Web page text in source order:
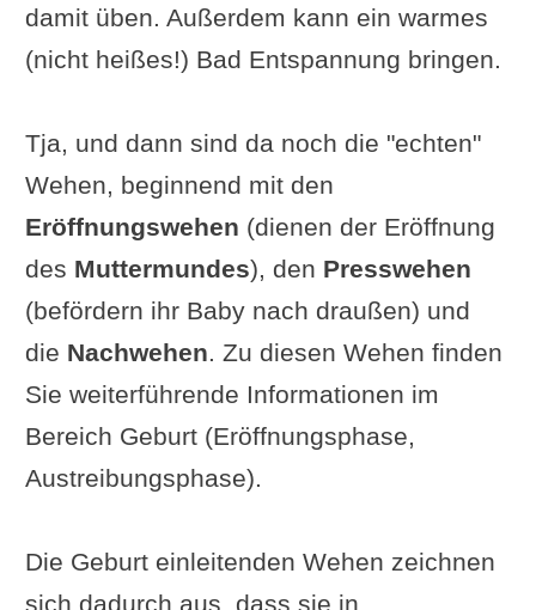
damit üben. Außerdem kann ein warmes
(nicht heißes!) Bad Entspannung bringen.
Tja, und dann sind da noch die "echten"
Wehen, beginnend mit den
Eröffnungswehen (dienen der Eröffnung
des Muttermundes), den Presswehen
(befördern ihr Baby nach draußen) und
die Nachwehen. Zu diesen Wehen finden
Sie weiterführende Informationen im
Bereich Geburt (Eröffnungsphase,
Austreibungsphase).
Die Geburt einleitenden Wehen zeichnen
sich dadurch aus, dass sie in